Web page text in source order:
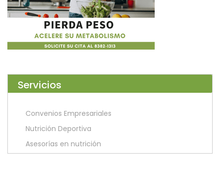
Servicios
Convenios Empresariales
Nutrición Deportiva
Asesorías en nutrición